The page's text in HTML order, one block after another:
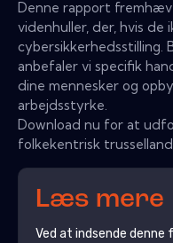
Denne rapport
videnhuller, der, hvis de
cybersikkerhedsstilling.
anbefaler vi specifik
dine mennesker og
arbejdsstyrke.
Download nu for at
folkekentrisk
Læs mere
Ved at indsende